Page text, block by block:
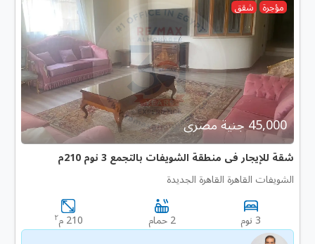
مؤجرة شقق
45,000 جنية مصرى
شقة للإيجار فى منطقة الشويفات بالتجمع 3 نوم 210م
الشويفات القاهرة القاهرة الجديدة
3 نوم 2 حمام 210 م ٢